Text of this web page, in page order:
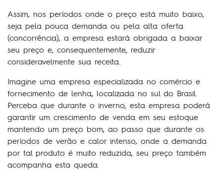
Assim, nos períodos onde o preço está muito baixo,
seja pela pouca demanda ou pela alta oferta
(concorrência), a empresa estará obrigada a baixar
seu preço e, consequentemente, reduzir
consideravelmente sua receita.
Imagine uma empresa especializada no comércio e
fornecimento de lenha, localizada no sul do Brasil.
Perceba que durante o inverno, esta empresa poderá
garantir um crescimento de venda em seu estoque
mantendo um preço bom, ao passo que durante os
períodos de verão e calor intenso, onde a demanda
por tal produto é muito reduzida, seu preço também
acompanha esta queda.